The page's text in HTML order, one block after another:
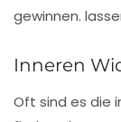
Inneren
Oft sind es die